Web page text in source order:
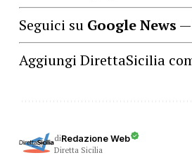
Seguici su Google News —
Aggiungi DirettaSicilia
diRedazione Web
Diretta Sicilia